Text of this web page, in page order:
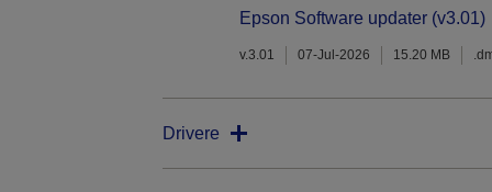
Epson Software updater (v3.01)
v.3.01 07-Jul-2026 15.20 MB
Drivere